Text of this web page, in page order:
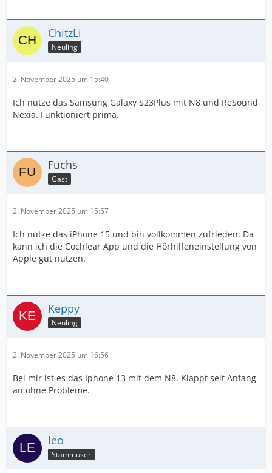
ChitzLi
Neuling
2. November 2025 um 15:40
Ich nutze das Samsung Galaxy S23Plus mit N8 und ReSound
Nexia. Funktioniert prima.
Fuchs
Gast
2. November 2025 um 15:57
Ich nutze das iPhone 15 und bin vollkommen zufrieden. Da
kann ich die Cochlear App und die Hörhilfeneinstellung von
Apple gut nutzen.
Keppy
Neuling
2. November 2025 um 16:56
Bei mir ist es das Iphone 13 mit dem N8. Klappt seit Anfang
an ohne Probleme.
leo
Stammuser